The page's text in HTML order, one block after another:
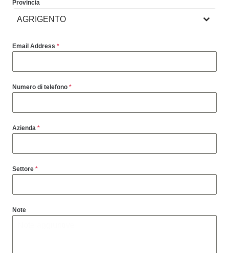
Provincia
AGRIGENTO
Email Address *
Numero di telefono *
Azienda *
Settore *
Note